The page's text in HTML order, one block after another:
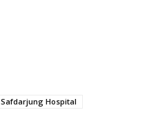
Safdarjung Hospital